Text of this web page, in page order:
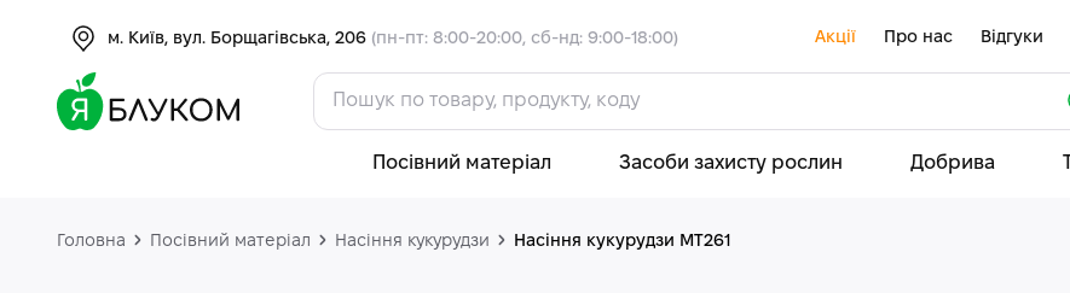
м. Київ, вул. Борщагівська, 206 (пн-пт: 8:00-20:00, сб-нд: 9:00-18:00) Акції Про нас Відгуки
Посівний матеріал Засоби захисту рослин Добрива
Головна Посівний матеріал Насіння кукурудзи Насіння кукурудзи МТ261